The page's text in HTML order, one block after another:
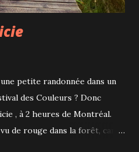
petite randonnée dans un
des Couleurs ? Donc
, à 2 heures de Montréal.
de rouge dans la forêt, car il